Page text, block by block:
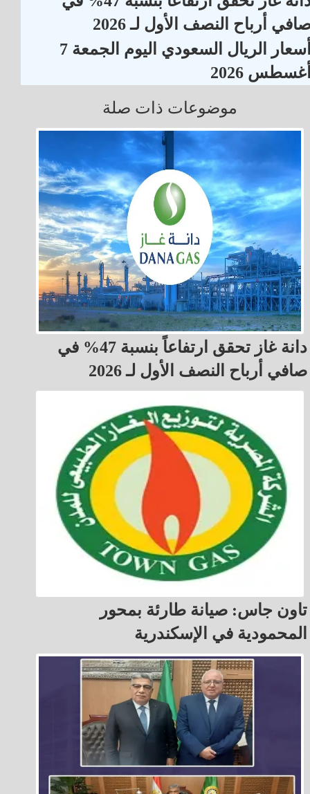
أرباح النصف الأول لـ 2026
أسعار الريال السعودي اليوم الجمعة 7
2026
موضوعات ذات صلة
دانة غاز تحقق ارتفاعاً بنسبة 47% في
صافي أرباح النصف الأول لـ 2026
تاون جاس: صيانة طارئة بمحور
المحمودية في الإسكندرية